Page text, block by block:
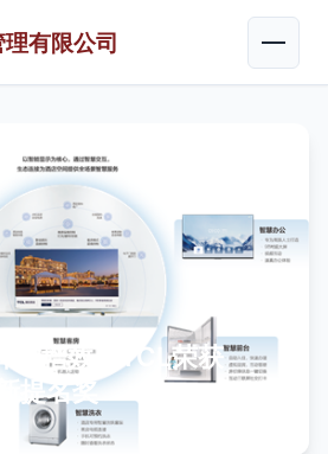
有限公司
本增效，TCL荣获
提名奖